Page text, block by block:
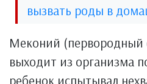
вызвать роды в
Меконий (первородный
выходит из организма
ребенок испытывал